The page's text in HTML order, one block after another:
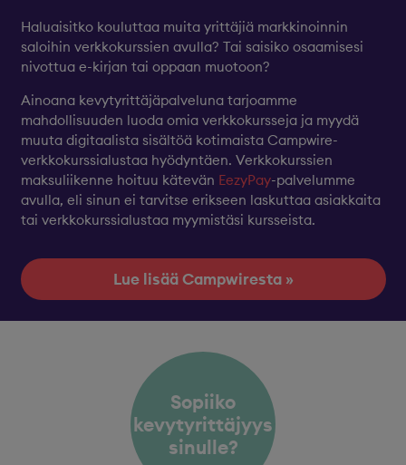
Haluaisitko kouluttaa muita yrittäjiä markkinoinnin
saloihin verkkokurssien avulla? Tai saisiko osaamisesi
nivottua e-kirjan tai oppaan muotoon?
Ainoana kevytyrittäjäpalveluna tarjoamme
mahdollisuuden luoda omia verkkokursseja ja myydä
muuta digitaalista sisältöä kotimaista Campwire-
verkkokurssialustaa hyödyntäen. Verkkokurssien
maksuliikenne hoituu kätevän EezyPay-palvelumme
avulla, eli sinun ei tarvitse erikseen laskuttaa asiakkaita
tai verkkokurssialustaa myymistäsi kursseista.
Lue lisää Campwiresta »
Sopiiko
kevytyrittäjyys
sinulle?